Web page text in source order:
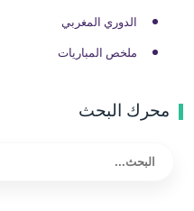
الدوري المغربي
ملخص المباريات
محرك البحث